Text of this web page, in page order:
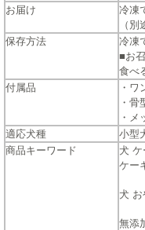
お届け
冷凍
（
保存方法
冷凍
■お
食べ
付属品
・
・骨
・メ
適応犬種
小型
商品キーワード
犬 ケ
ケー
犬 お
無添